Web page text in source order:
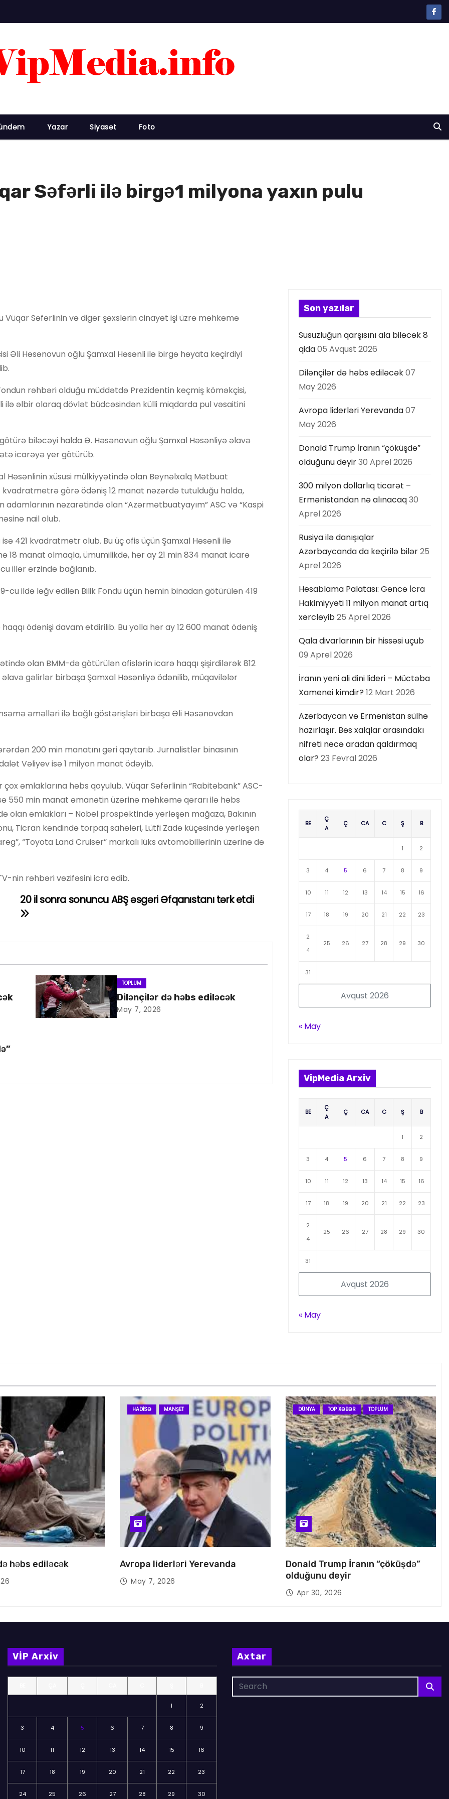
Yazar Siyasət Foto
Səfərli ilə birgə1 milyona yaxın pulu
Vüqar Səfərlinin və digər şəxslərin cinayət işi üzrə məhkəmə
Əli Həsənovun oğlu Şamxal Həsənli ilə birgə həyata keçirdiyi
rəhbəri olduğu müddətdə Prezidentin keçmiş köməkçisi,
ilə əlbir olaraq dövlət büdcəsindən külli miqdarda pul vəsaitini
biləcəyi halda Ə. Həsənovun oğlu Şamxal Həsənliyə əlavə
icarəyə yer götürüb.
Həsənlinin xüsusi mülkiyyətində olan Beynəlxalq Mətbuat
kvadratmetrə görə ödəniş 12 manat nəzərdə tutulduğu halda,
nəzarətində olan “Azərmətbuatyayım” ASC və “Kaspi
nail olub.
421 kvadratmetr olub. Bu üç ofis üçün Şamxal Həsənli ilə
18 manat olmaqla, ümumilikdə, hər ay 21 min 834 manat icarə
illər ərzində bağlanıb.
cu ildə ləğv edilən Bilik Fondu üçün həmin binadan götürülən 419
ödənişi davam etdirilib. Bu yolla hər ay 12 600 manat ödəniş
olan BMM-də götürülən ofislərin icarə haqqı şişirdilərək 812
gəlirlər birbaşa Şamxal Həsənliyə ödənilib, müqavilələr
əməlləri ilə bağlı göstərişləri birbaşa Əli Həsənovdan
200 min manatını geri qaytarıb. Jurnalistlər binasının
Vəliyev isə 1 milyon manat ödəyib.
əmlaklarına həbs qoyulub. Vüqar Səfərlinin “Rabitəbank” ASC-
550 min manat əmanətin üzərinə məhkəmə qərarı ilə həbs
olan əmlakları – Nobel prospektində yerləşən mağaza, Bakının
Ticran kəndində torpaq sahələri, Lütfi Zadə küçəsində yerləşən
“Toyota Land Cruiser” markalı lüks avtomobillərinin üzərinə də
nin rəhbəri vəzifəsini icra edib.
20 il sonra sonuncu ABŞ əsgəri Əfqanıstanı tərk etdi
TOPLUM
Dilənçilər də həbs ediləcək
May 7, 2026
Son yazılar
Susuzluğun qarşısını ala biləcək 8
qida05 Avqust 2026
Dilənçilər də həbs ediləcək07
May 2026
Avropa liderləri Yerevanda07
May 2026
Donald Trump İranın “çöküşdə”
olduğunu deyir30 Aprel 2026
300 milyon dollarlıq ticarət –
Ermənistandan nə alınacaq30
Aprel 2026
Rusiya ilə danışıqlar
Azərbaycanda da keçirilə bilər25
Aprel 2026
Hesablama Palatası: Gəncə İcra
Hakimiyyəti 11 milyon manat artıq
xərcləyib25 Aprel 2026
Qala divarlarının bir hissəsi uçub
09 Aprel 2026
İranın yeni ali dini lideri – Müctəba
Xamenei kimdir? 12 Mart 2026
Azərbaycan və Ermənistan sülhə
hazırlaşır. Bəs xalqlar arasındakı
nifrəti necə aradan qaldırmaq
olar? 23 Fevral 2026
Avqust 2026
BE
Ç
A
Ç CA C Ş B
1 2
3 4 5 6 7 8 9
10 11 12 13 14 15 16
17 18 19 20 21 22 23
2
4
25 26 27 28 29 30
31
« May
VipMedia Arxiv
Avqust 2026
BE
Ç
A
Ç CA C Ş B
1 2
3 4 5 6 7 8 9
10 11 12 13 14 15 16
17 18 19 20 21 22 23
2
4
25 26 27 28 29 30
31
« May
həbs ediləcək
HADISƏ MANŞET
Avropa liderləri Yerevanda
May 7, 2026
DÜNYA TOP XƏBƏR TOPLUM
Donald Trump İranın “çöküşdə”
olduğunu deyir
Apr 30, 2026
VİP Arxiv
1 2
3 4 5 6 7 8 9
10 11 12 13 14 15 16
17 18 19 20 21 22 23
24 25 26 27 28 29 30
Axtar